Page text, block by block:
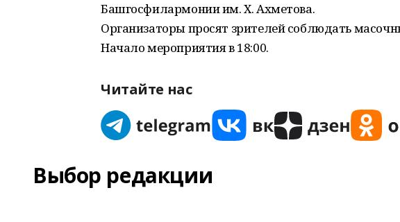
Башгосфилармонии им. Х. Ахметова.
Организаторы просят зрителей соблюдать
Начало мероприятия в 18:00.
Читайте нас
Выбор редакции